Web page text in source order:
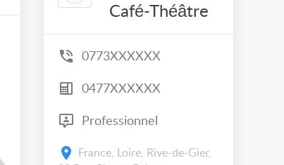
Café-Théâtre
0773XXXXXX
0477XXXXXX
Professionnel
France, Loire, Rive-de-Gier,